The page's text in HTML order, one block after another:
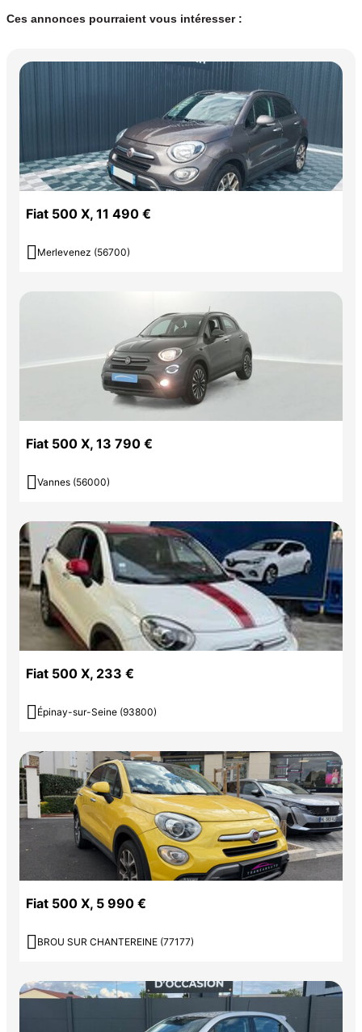
Ces annonces pourraient vous intéresser :
Fiat 500 X, 11 490 €
 Merlevenez (56700)
Fiat 500 X, 13 790 €
 Vannes (56000)
Fiat 500 X, 233 €
 Épinay-sur-Seine (93800)
Fiat 500 X, 5 990 €
 BROU SUR CHANTEREINE (77177)